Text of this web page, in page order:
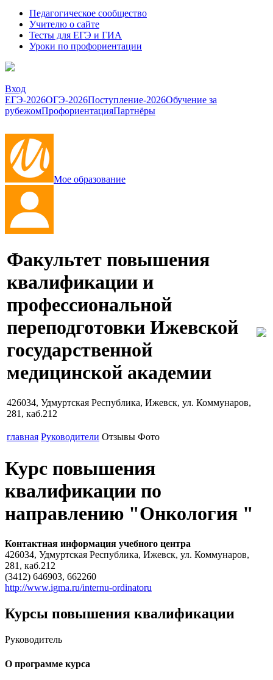
Педагогическое сообщество
Учителю о сайте
Тесты для ЕГЭ и ГИА
Уроки по профориентации
Вход
ЕГЭ-2026ОГЭ-2026Поступление-2026Обучение за
рубежомПрофориентацияПартнёры
Мое образование
Факультет повышения
квалификации и
профессиональной
переподготовки Ижевской
государственной
медицинской академии
426034, Удмуртская Республика, Ижевск, ул. Коммунаров,
281, каб.212
главная Руководители Отзывы Фото
Курс повышения
квалификации по
направлению "Онкология "
Контактная информация учебного центра
426034, Удмуртская Республика, Ижевск, ул. Коммунаров,
281, каб.212
(3412) 646903, 662260
http://www.igma.ru/internu-ordinatoru
Курсы повышения квалификации
Руководитель
О программе курса